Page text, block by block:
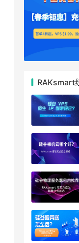
RAKsmart